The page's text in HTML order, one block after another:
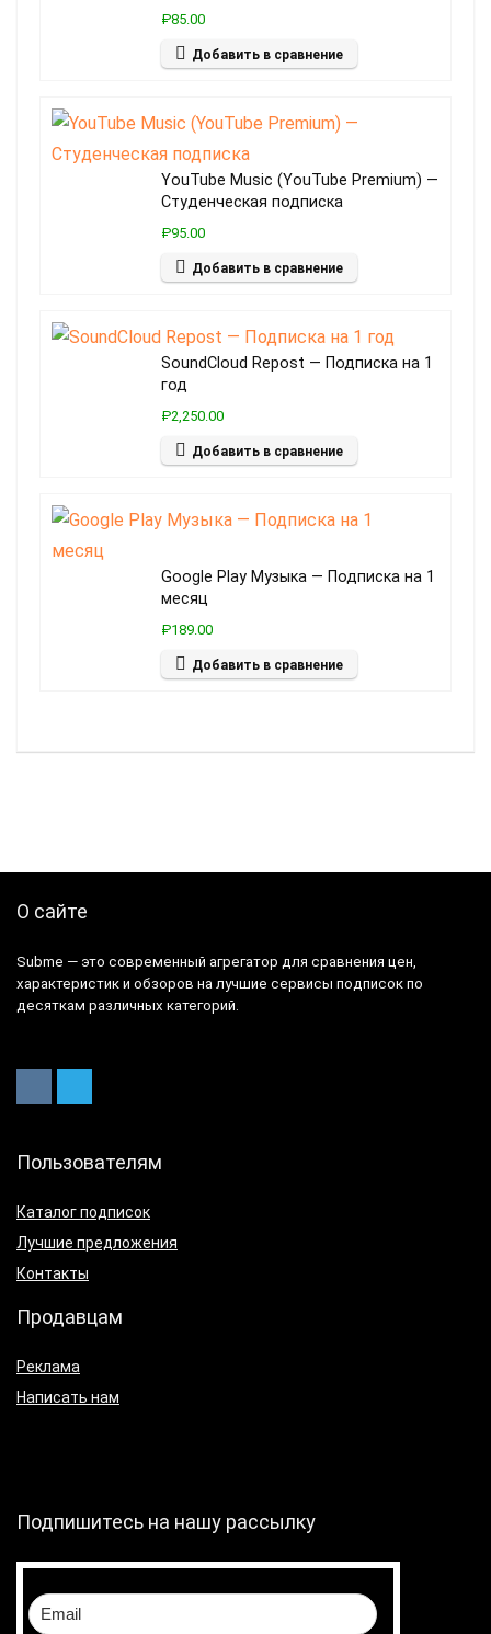
₽85.00
Добавить в сравнение
YouTube Music (YouTube Premium) —
Студенческая подписка
₽95.00
Добавить в сравнение
SoundCloud Repost — Подписка на 1
год
₽2,250.00
Добавить в сравнение
Google Play Музыка — Подписка на 1
месяц
₽189.00
Добавить в сравнение
О сайте
Subme — это современный агрегатор для сравнения цен,
характеристик и обзоров на лучшие сервисы подписок по
десяткам различных категорий.
Пользователям
Каталог подписок
Лучшие предложения
Контакты
Продавцам
Реклама
Написать нам
Подпишитесь на нашу рассылку